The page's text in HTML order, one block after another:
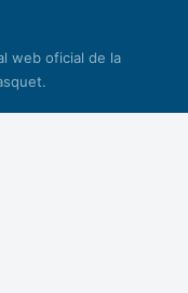
web oficial de la